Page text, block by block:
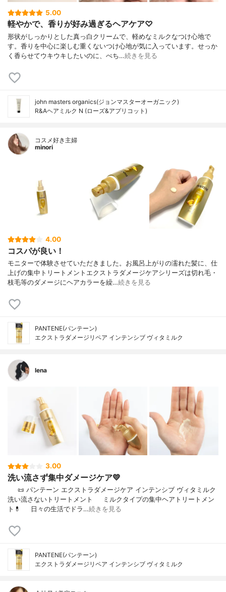
5.00
軽やかで、香りが好み過ぎるヘアケア♡
形状がしっかりとした真っ白クリームで、軽めなミルクなつけ心地で
す。香りを中心に楽しむ重くないつけ心地が気に入っています。せっか
く香らせてウキウキしたいのに、ぺち…続きを見る
john masters organics(ジョンマスターオーガニック)
R&Aヘアミルク N (ローズ&アプリコット)
コスメ好き主婦
minori
4.00
コスパが良い！
モニターで体験させていただきました。お風呂上がりの濡れた髪に、仕
上げの集中トリートメントエクストラダメージケアシリーズは切れ毛・
枝毛等のダメージにヘアカラーを繰…続きを見る
PANTENE(パンテーン)
エクストラダメージリペア インテンシブ ヴィタミルク
lena
3.00
洗い流さず集中ダメージケア💛
⠀⠀📜 パンテーン エクストラダメージケア インテンシブ ヴィタミルク
洗い流さないトリートメント⠀⠀ミルクタイプの集中ヘアトリートメン
ト💊⠀⠀日々の生活でドラ…続きを見る
PANTENE(パンテーン)
エクストラダメージリペア インテンシブ ヴィタミルク